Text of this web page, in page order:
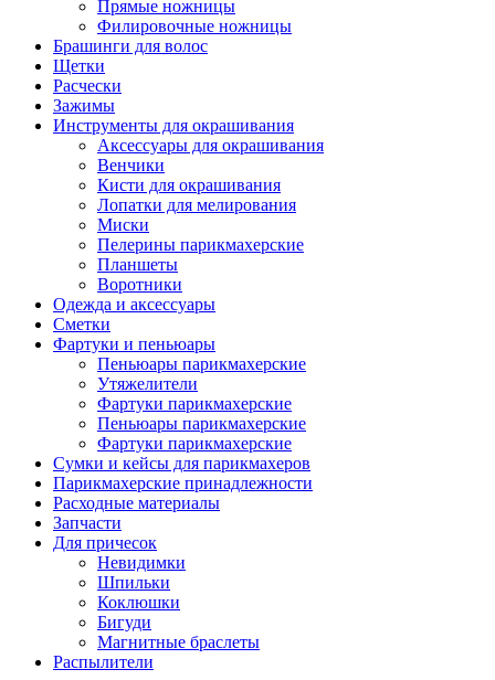
Прямые ножницы
Филировочные ножницы
Брашинги для волос
Щетки
Расчески
Зажимы
Инструменты для окрашивания
Аксессуары для окрашивания
Венчики
Кисти для окрашивания
Лопатки для мелирования
Миски
Пелерины парикмахерские
Планшеты
Воротники
Одежда и аксессуары
Сметки
Фартуки и пеньюары
Пеньюары парикмахерские
Утяжелители
Фартуки парикмахерские
Пеньюары парикмахерские
Фартуки парикмахерские
Сумки и кейсы для парикмахеров
Парикмахерские принадлежности
Расходные материалы
Запчасти
Для причесок
Невидимки
Шпильки
Коклюшки
Бигуди
Магнитные браслеты
Распылители